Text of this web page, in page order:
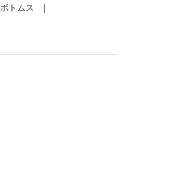
ボトムス